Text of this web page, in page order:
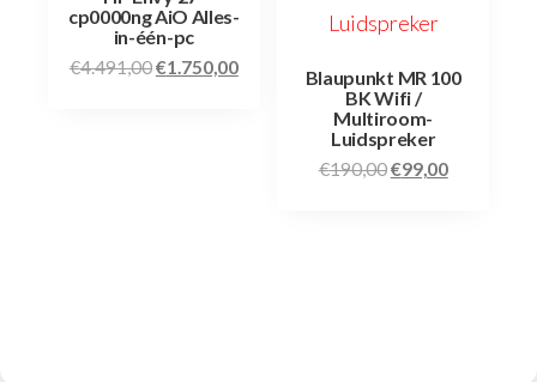
cp0000ng AiO Alles-
in-één-pc
€4.491,00€1.750,00
Blaupunkt MR 100
BK Wifi /
Multiroom-
Luidspreker
€190,00€99,00